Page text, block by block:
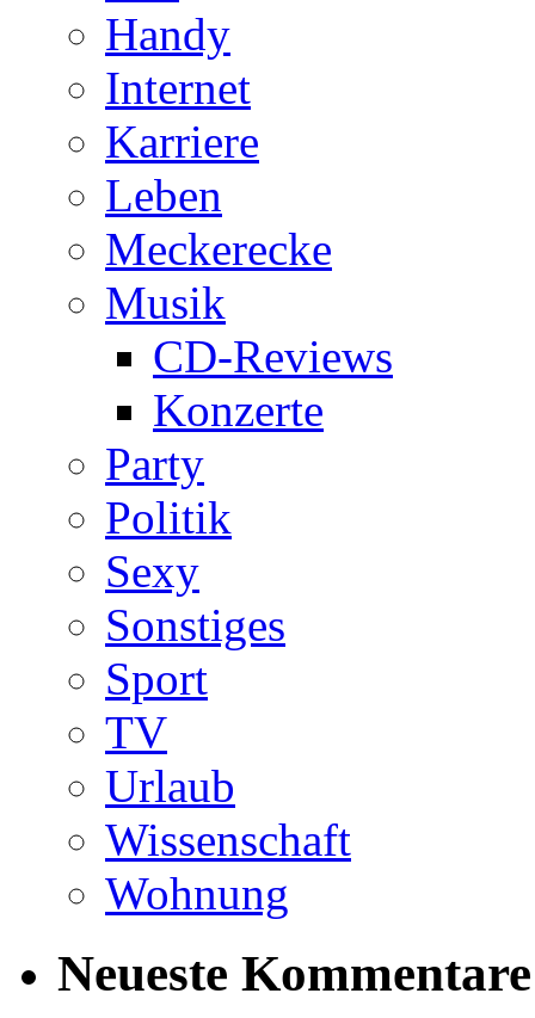
Handy
Internet
Karriere
Leben
Meckerecke
Musik
CD-Reviews
Konzerte
Party
Politik
Sexy
Sonstiges
Sport
TV
Urlaub
Wissenschaft
Wohnung
Neueste Kommentare